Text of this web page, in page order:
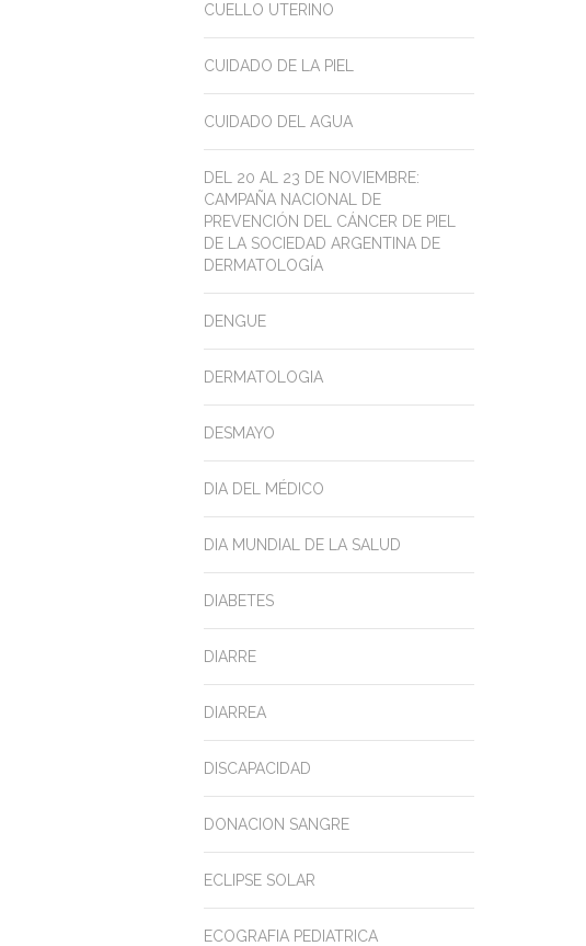
CUELLO UTERINO
CUIDADO DE LA PIEL
CUIDADO DEL AGUA
DEL 20 AL 23 DE NOVIEMBRE:
CAMPAÑA NACIONAL DE
PREVENCIÓN DEL CÁNCER DE PIEL
DE LA SOCIEDAD ARGENTINA DE
DERMATOLOGÍA
DENGUE
DERMATOLOGIA
DESMAYO
DIA DEL MÉDICO
DIA MUNDIAL DE LA SALUD
DIABETES
DIARRE
DIARREA
DISCAPACIDAD
DONACION SANGRE
ECLIPSE SOLAR
ECOGRAFIA PEDIATRICA